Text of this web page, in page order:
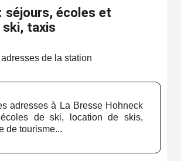
séjours, écoles et
taxis
de la station
adresses à La Bresse Hohneck
de ski, location de skis,
de tourisme...